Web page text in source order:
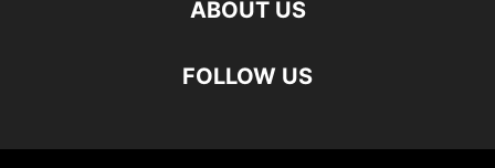
ABOUT US
FOLLOW US